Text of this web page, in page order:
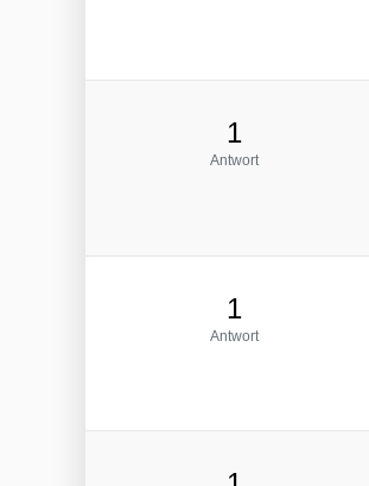
1
Antwort
1
Antwort